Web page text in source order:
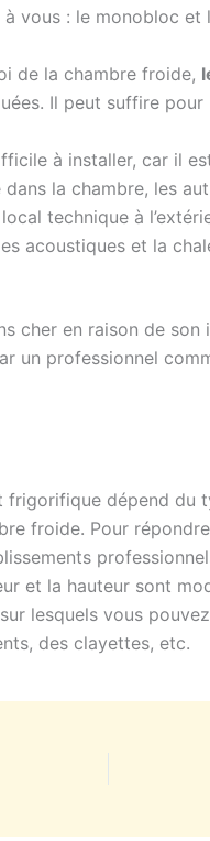
à vous : le monobloc et
de la chambre froide,
Il peut suffire
à installer, car il
la chambre, les
technique à
acoustiques et la
cher en raison de
un professionnel
dépend du
froide. Pour
et la hauteur sont
lesquels vous
des clayettes, etc.